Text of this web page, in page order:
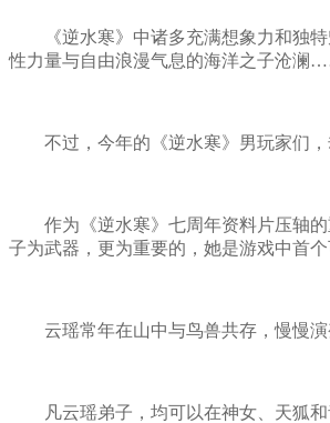
《逆水寒》中诸多充满想象力和独特
性力量与自由浪漫气息的海洋之子沧澜
不过，今年的《逆水寒》男玩家们，
作为《逆水寒》七周年资料片压轴的
子为武器，更为重要的，她是游戏中首
云瑶常年在山中与鸟兽共存，慢慢演
凡云瑶弟子，均可以在神女、天狐和